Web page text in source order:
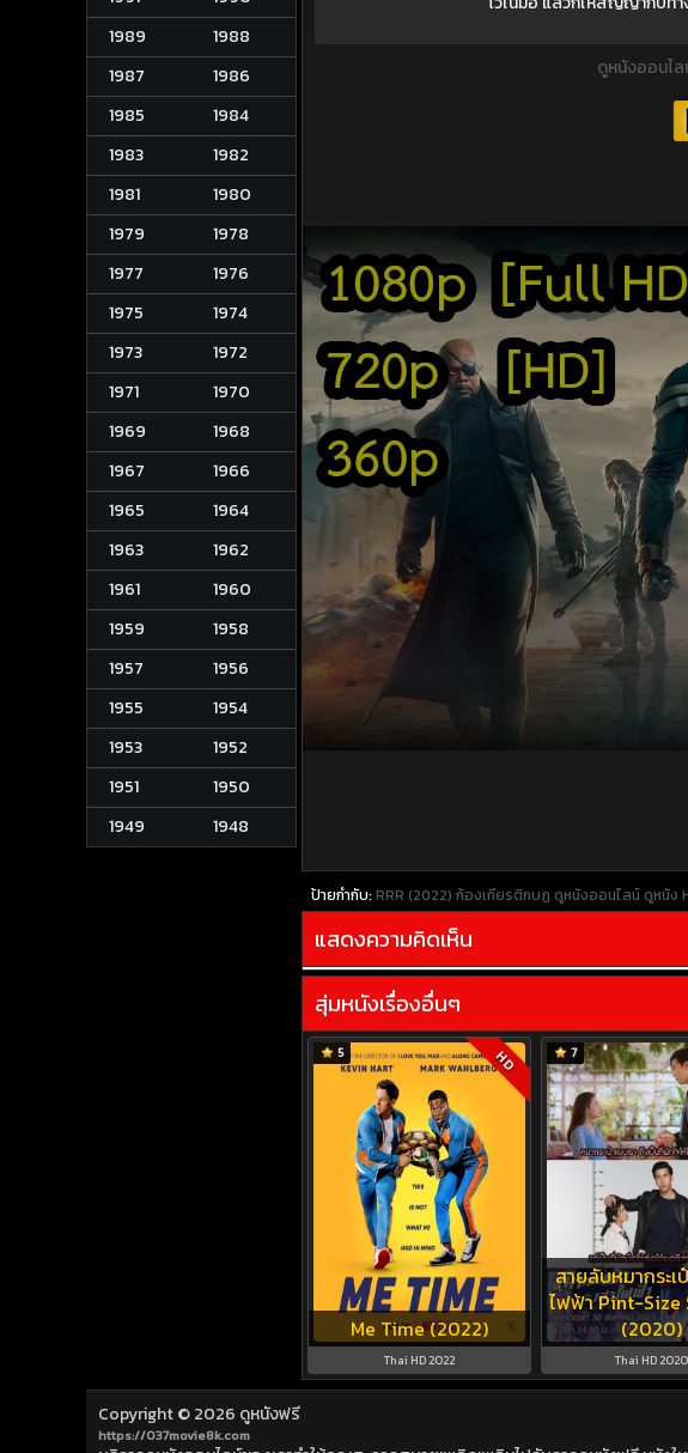
1989
1988
1987
1986
1985
1984
1983
1982
1981
1980
1979
1978
1977
1976
1975
1974
1973
1972
1971
1970
1969
1968
1967
1966
1965
1964
1963
1962
1961
1960
1959
1958
1957
1956
1955
1954
1953
1952
1951
1950
1949
1948
ดูหนังออนไ
ป้ายกำกับ: RRR (2022) ก้องเกียรติกบฏ ดูหนังออนไลน์ ดูหนัง
แสดงความคิดเห็น
สุ่มหนังเรื่องอื่นๆ
Me Time (2022)
5 HD
Thai HD 2022
สายลับหมากระเ
ไฟฟ้า Pint-Size
(2020)
7
Thai HD 2020
Copyright © 2026 ดูหนังฟรี
https://037movie8k.com